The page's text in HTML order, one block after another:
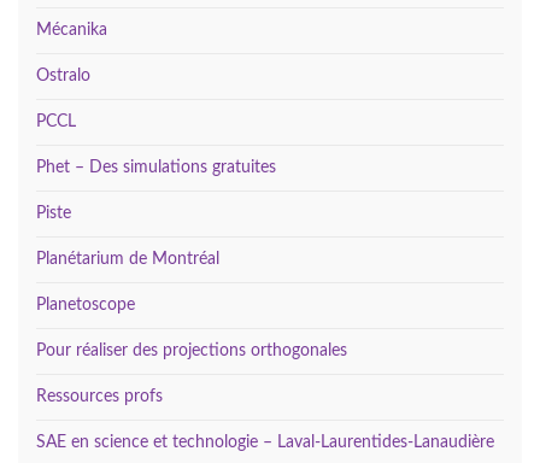
Mécanika
Ostralo
PCCL
Phet – Des simulations gratuites
Piste
Planétarium de Montréal
Planetoscope
Pour réaliser des projections orthogonales
Ressources profs
SAE en science et technologie – Laval-Laurentides-Lanaudière